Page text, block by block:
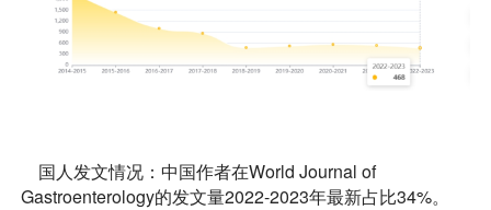
国人发文情况：中国作者在World Journal of
Gastroenterology的发文量2022-2023年最新占比34%。